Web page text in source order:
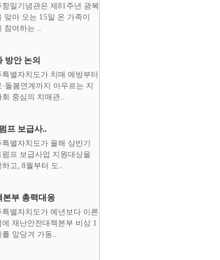
항일기념관은 제81주년 광복
맞아 오는 15일 온 가족이
참여하는 ..
방안 논의
특별자치도가 치매 예방부터
·돌봄연계까지 아우르는 지
회 중심의 치매관..
프 보급사..
특별자치도가 올해 상반기
펌프 보급사업 지원대상을
고, 8월부터 도..
본부 총력대응
특별자치도가 예년보다 이른
에 재난안전대책본부 비상 1
를 앞당겨 가동..